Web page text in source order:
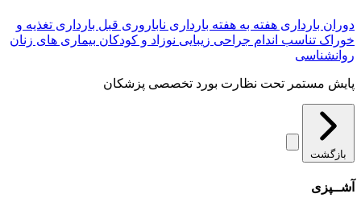
دوران بارداری هفته به هفته بارداری ناباروری قبل بارداری تغذیه و
خوراک تناسب اندام جراحی زیبایی نوزاد و کودکان بیماری های زنان
روانشناسی
پایش مستمر تحت نظارت بورد تخصصی پزشکان
بازگشت
آشــپزی